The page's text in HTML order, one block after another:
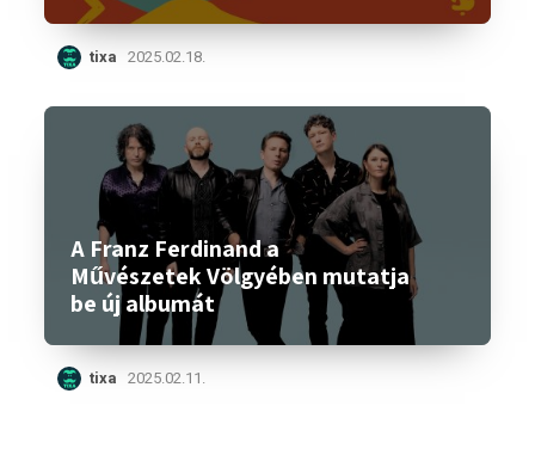
tixa 2025.02.18.
A Franz Ferdinand a
Művészetek Völgyében mutatja
be új albumát
tixa 2025.02.11.